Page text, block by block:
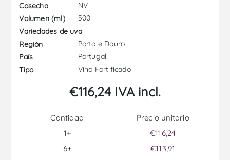
Cosecha
NV
Volumen (ml)
500
Variedades de uva
Región
Porto e Douro
País
Portugal
Tipo
Vino Fortificado
€116,24 IVA incl.
Cantidad
1+
6+
Precio unitario
€116,24
€113,91